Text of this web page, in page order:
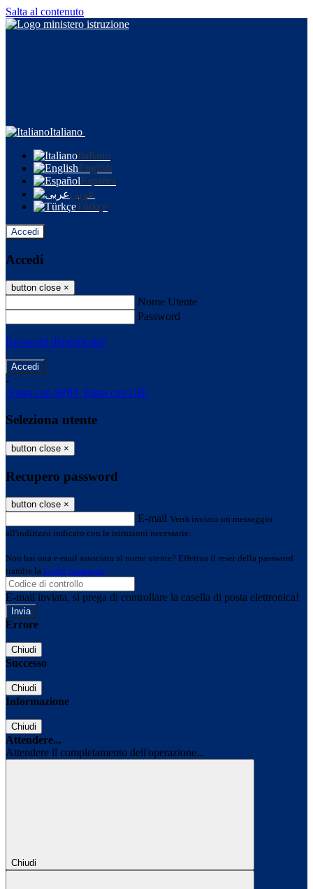
Salta al contenuto
Italiano
Italiano
English
Español
عربى
Türkçe
Accedi
Accedi
button close ×
Nome Utente
Password
Password dimenticata?
-
Entra con SPID Entra con CIE
Seleziona utente
button close ×
Recupero password
button close ×
E-mail Verrà inviato un messaggio
all'indirizzo indicato con le istruzioni necessarie.
Non hai una e-mail associata al nome utente? Effettua il reset della password
tramite la Login Spaggiari
E-mail inviata, si prega di controllare la casella di posta elettronica!
Errore
Chiudi
Successo
Chiudi
Informazione
Chiudi
Attendere...
Attendere il completamento dell'operazione...
Chiudi